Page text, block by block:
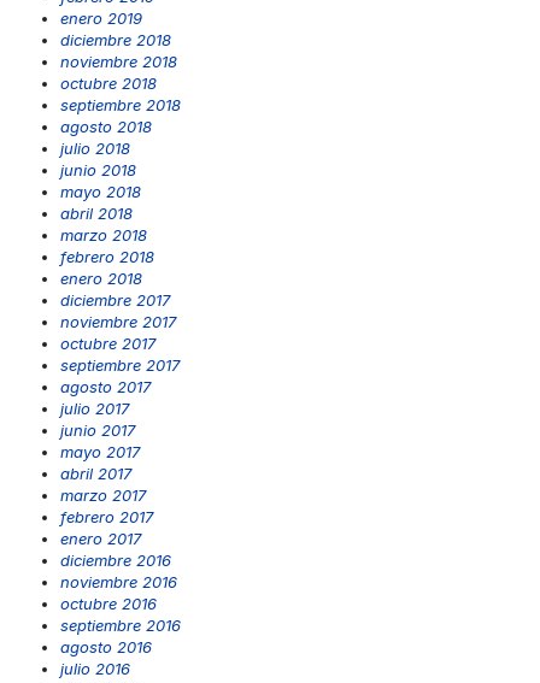
enero 2019
diciembre 2018
noviembre 2018
octubre 2018
septiembre 2018
agosto 2018
julio 2018
junio 2018
mayo 2018
abril 2018
marzo 2018
febrero 2018
enero 2018
diciembre 2017
noviembre 2017
octubre 2017
septiembre 2017
agosto 2017
julio 2017
junio 2017
mayo 2017
abril 2017
marzo 2017
febrero 2017
enero 2017
diciembre 2016
noviembre 2016
octubre 2016
septiembre 2016
agosto 2016
julio 2016